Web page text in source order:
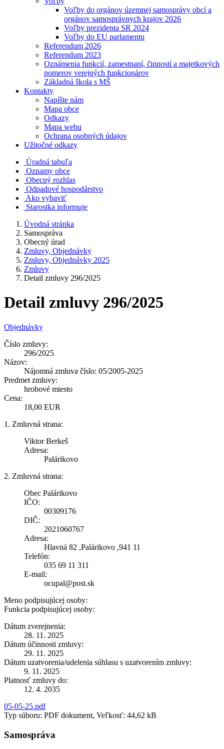
Voľby do orgánov územnej samosprávy obcí a
orgánov samosprávnych krajov 2026
Voľby prezidenta SR 2024
Voľby do EU parlamentu
Referendum 2026
Referendum 2023
Oznámenia funkcií, zamestnaní, činností a majetkových
pomerov verejných funkcionárov
Základná škola s MŠ
Kontakty
Napíšte nám
Mapa obce
Odkazy
Mapa webu
Ochrana osobných údajov
Užitočné odkazy
Úradná tabuľa
Oznamy obce
Obecný rozhlas
Odpadové hospodárstvo
Ako vybaviť
Starostka informuje
Úvodná stránka
Samospráva
Obecný úrad
Zmluvy, Objednávky
Zmluvy, Objednávky 2025
Zmluvy
Detail zmluvy 296/2025
Detail zmluvy 296/2025
Objednávky
Číslo zmluvy:
296/2025
Názov:
Nájomná zmluva číslo: 05/2005-2025
Predmet zmluvy:
hrobové miesto
Cena:
18,00 EUR
1. Zmluvná strana:
Viktor Berkeš
Adresa:
Palárikovo
2. Zmluvná strana:
Obec Palárikovo
IČO:
00309176
DIČ:
2021060767
Adresa:
Hlavná 82 ,Palárikovo ,941 11
Telefón:
035 69 11 311
E-mail:
ocupal@post.sk
Meno podpisujúcej osoby:
Funkcia podpisujúcej osoby:
Dátum zverejnenia:
28. 11. 2025
Dátum účinnosti zmluvy:
29. 11. 2025
Dátum uzatvorenia/udelenia súhlasu s uzatvorením zmluvy:
9. 11. 2025
Platnosť zmluvy do:
12. 4. 2035
05-05-25.pdf
Typ súboru: PDF dokument, Veľkosť: 44,62 kB
Samospráva